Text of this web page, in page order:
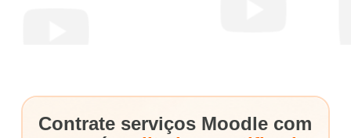
Contrate serviços Moodle com